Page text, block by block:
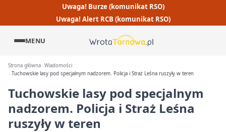
Uwaga! Burze (komunikat RSO)
Uwaga! Alert RCB (komunikat RSO)
MENU
Strona główna Wiadomości
Tuchowskie lasy pod specjalnym nadzorem. Policja i Straż Leśna ruszyły w teren
Tuchowskie lasy pod specjalnym
nadzorem. Policja i Straż Leśna
ruszyły w teren